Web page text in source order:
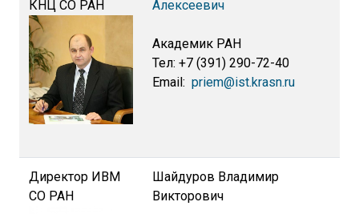
КНЦ СО РАН
Алексеевич
Академик РАН
Тел: +7 (391) 290-72-40
Email: priem@ist.krasn.ru
Директор ИВМ
СО РАН
Шайдуров Владимир
Викторович